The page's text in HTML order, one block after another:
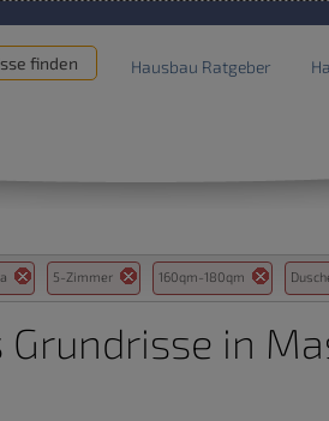
finden Hausbau Ratgeber
5-Zimmer 160qm-180qm
in